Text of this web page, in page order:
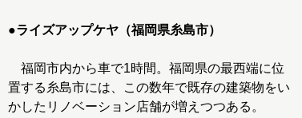
●ライズアップケヤ（福岡県糸島市）
福岡市内から車で1時間。福岡県の最西端に位
置する糸島市には、この数年で既存の建築物をい
かしたリノベーション店舗が増えつつある。